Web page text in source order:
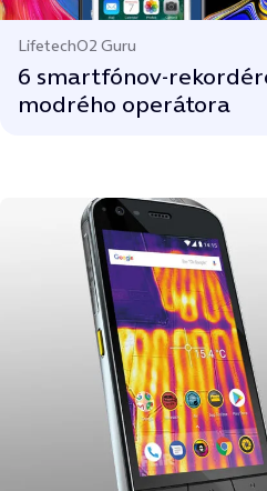
LifetechO2 Guru
6 smartfónov-
modrého operátora